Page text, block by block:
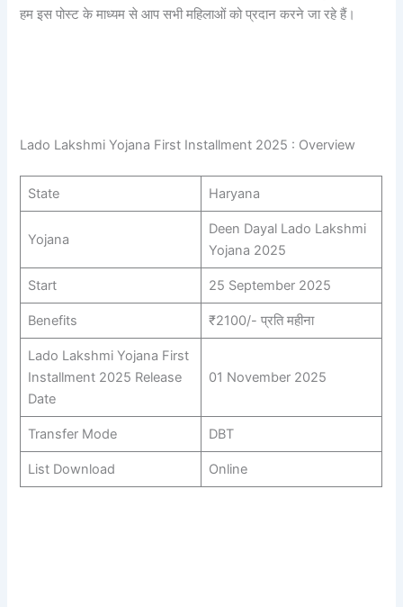
हम इस पोस्ट के माध्यम से आप सभी महिलाओं को प्रदान करने जा रहे हैं।
Lado Lakshmi Yojana First Installment 2025 : Overview
State Haryana
Yojana
Deen Dayal Lado Lakshmi
Yojana 2025
Start 25 September 2025
Benefits ₹2100/- प्रति महीना
Lado Lakshmi Yojana First
Installment 2025 Release
Date
01 November 2025
Transfer Mode DBT
List Download Online